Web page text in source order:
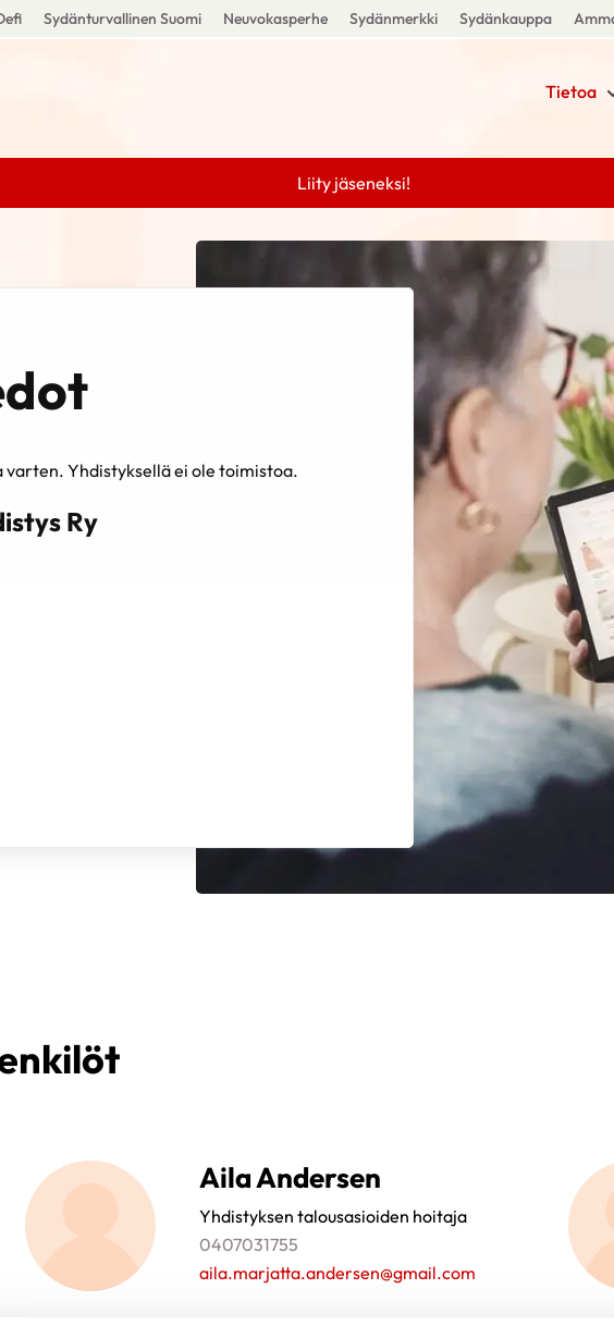
Sydänturvallinen Suomi Neuvokasperhe Sydänmerkki Sydänkauppa
Tietoa
Liity jäseneksi!
varten. Yhdistyksellä ei ole toimistoa.
Ry
Aila Andersen
Yhdistyksen talousasioiden hoitaja
0407031755
aila.marjatta.andersen@gmail.com